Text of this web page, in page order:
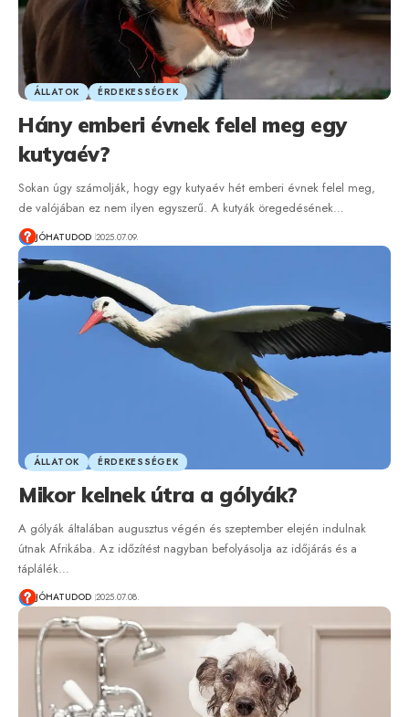
ÁLLATOK ÉRDEKESSÉGEK
Hány emberi évnek felel meg egy
kutyaév?
Sokan úgy számolják, hogy egy kutyaév hét emberi évnek felel meg,
de valójában ez nem ilyen egyszerű. A kutyák öregedésének…
JÓHATUDOD 2025.07.09.
ÁLLATOK ÉRDEKESSÉGEK
Mikor kelnek útra a gólyák?
A gólyák általában augusztus végén és szeptember elején indulnak
útnak Afrikába. Az időzítést nagyban befolyásolja az időjárás és a
táplálék…
JÓHATUDOD 2025.07.08.